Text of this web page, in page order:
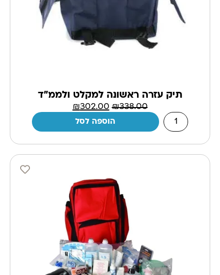
תיק עזרה ראשונה למקלט ולממ"ד
₪338.00
₪302.00
הוספה לסל